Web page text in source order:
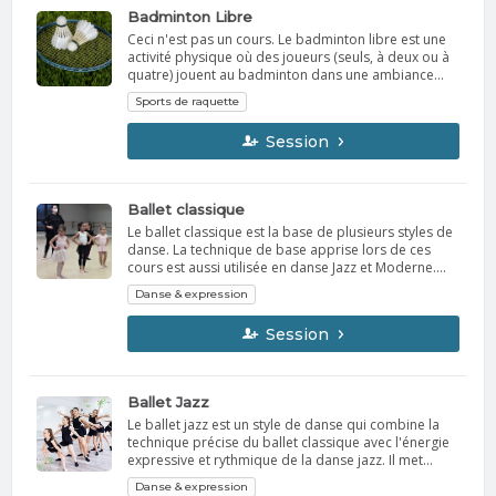
permanent, pointe fine · Du papier essuie-tout · 2
contenants pour l'eau · Ruban à masquer de
préférence blanc · Petite bouteille en aérosol (pour
eau)
Badminton Libre
Ceci n'est pas un cours. Le badminton libre est une
activité physique où des joueurs (seuls, à deux ou à
quatre) jouent au badminton dans une ambiance
non supervisée, généralement dans des gymnases
prévus à cet effet. Le but est de faire passer un
volant d'un côté à l'autre d'un filet à l'aide de
raquettes, en marquant des points selon les règles
du jeu. Matériel Les volants ne sont pas fournis.
Sports de raquette
Session
Ballet classique
Le ballet classique est la base de plusieurs styles de
danse. La technique de base apprise lors de ces
cours est aussi utilisée en danse Jazz et Moderne.
Aujourd'hui, on se permet de modifier un peu le
ballet par les choix musicaux sur lesquels sont
performés les exercices, mais l'essence de la
technique reste la même. Une danse rigoureuse qui
développe la posture, l'équilibre et le tonus
confortable. Souliers de sport. Bouteille d'eau.
Danse & expression
Session
Ballet Jazz
Le ballet jazz est un style de danse qui combine la
technique précise du ballet classique avec l'énergie
expressive et rythmique de la danse jazz. Il met
l'accent sur le contrôle technique, la souplesse et la
Danse & expression